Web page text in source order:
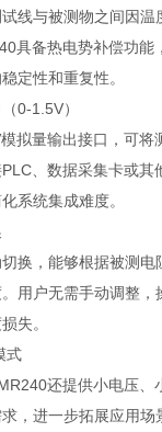
线与被测物之间因温
具备热电势补偿功能
定性和重复性。
0-1.5V）
拟量输出接口，可将
、数据采集卡或其
系统集成难度。
换，能够根据被测电
用户无需手动调整
失。
式
还提供小电压、
，进一步拓展应用场